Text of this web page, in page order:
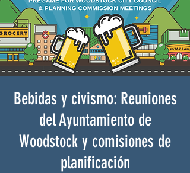
Bebidas y civismo: Reuniones
del Ayuntamiento de
Woodstock y comisiones de
planificación